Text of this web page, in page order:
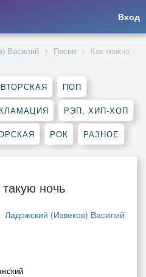
Вход
Василий Песни
Как можно
ПОП
РЭП, ХИП-ХОП
РОК РАЗНОЕ
ночь
Ладожский (Извеков) Василий